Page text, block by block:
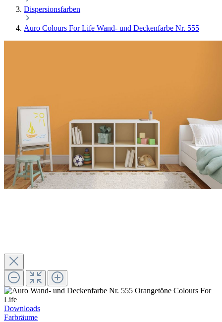
Dispersionsfarben
Auro Colours For Life Wand- und Deckenfarbe Nr. 555
Downloads
Farbräume